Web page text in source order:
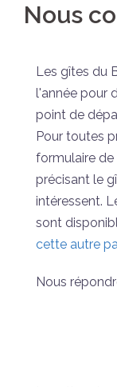
Nous
Les gîtes du
l'année pour
point de
Pour toutes
formulaire
précisant le
intéressent.
sont
cette autre
Nous